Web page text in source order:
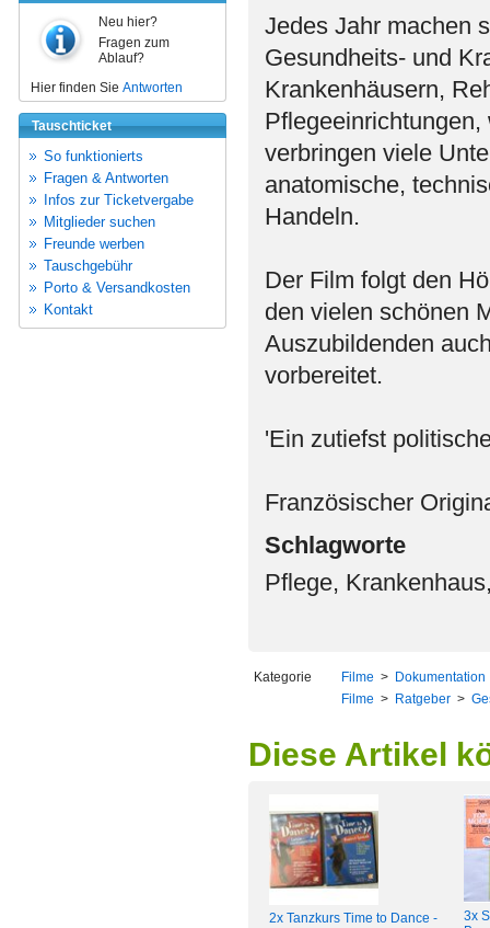
Neu hier?
Fragen zum
Ablauf?
Hier finden Sie Antworten
Tauschticket
So funktionierts
Fragen & Antworten
Infos zur Ticketvergabe
Mitglieder suchen
Freunde werben
Tauschgebühr
Porto & Versandkosten
Kontakt
Jedes Jahr machen
Gesundheits- und
Krankenhäusern,
verbringen viele
anatomische,
Handeln.
Der Film folgt den
den vielen schönen
Auszubildenden
vorbereitet.
'Ein zutiefst
Französischer
Schlagworte
Pflege,
Kategorie Filme > Dokumentation
Filme > Ratgeber >
Diese Artikel
2x Tanzkurs Time to Dance -
3x